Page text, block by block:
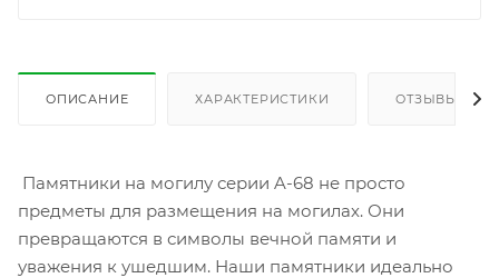
ОПИСАНИЕ ХАРАКТЕРИСТИКИ ОТЗЫВЫ
Памятники на могилу серии A-68 не просто
предметы для размещения на могилах. Они
превращаются в символы вечной памяти и
уважения к ушедшим. Наши памятники идеально